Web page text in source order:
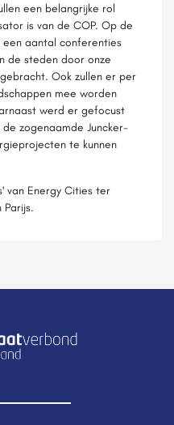
een belangrijke rol
is van de COP. Op de
aantal conferenties
de steden door onze
Ook zullen er per
mee worden
werd er gefocust
zogenaamde Juncker-
te kunnen
van Energy Cities ter
Parijs.